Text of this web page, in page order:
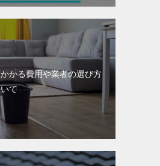
かる費用や業者の選び方
て